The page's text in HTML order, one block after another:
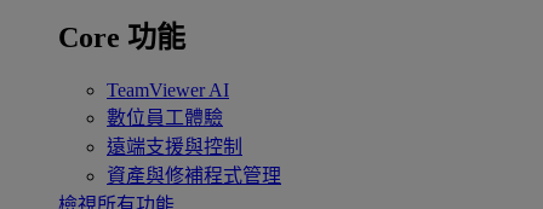
Core 功能
TeamViewer AI
數位員工體驗
遠端支援與控制
資產與修補程式管理